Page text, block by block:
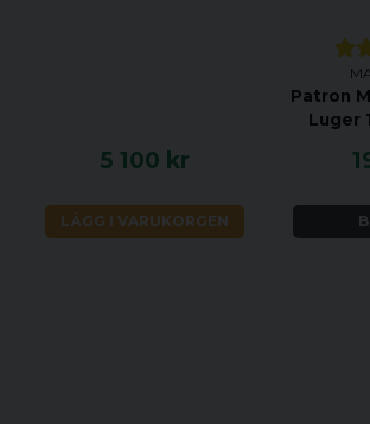
5 100 kr
LÄGG I VARUKORGEN
Patron
Luger